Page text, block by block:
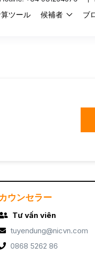
ツール 候補者 ブ
カウンセラー
Tư vấn viên
tuyendung@nicvn.com
0868 5262 86